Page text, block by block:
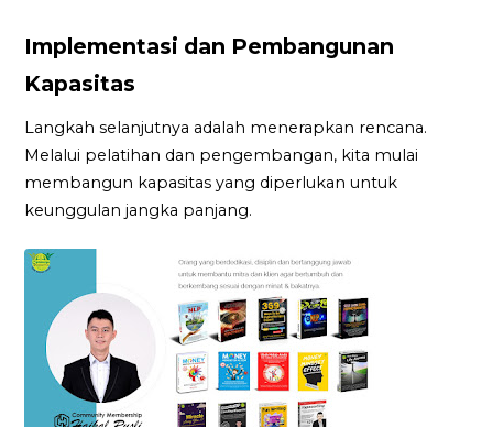
Implementasi dan Pembangunan
Kapasitas
Langkah selanjutnya adalah menerapkan rencana.
Melalui pelatihan dan pengembangan, kita mulai
membangun kapasitas yang diperlukan untuk
keunggulan jangka panjang.